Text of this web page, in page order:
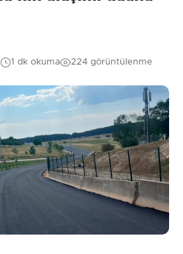
1 dk okuma 224 görüntülenme